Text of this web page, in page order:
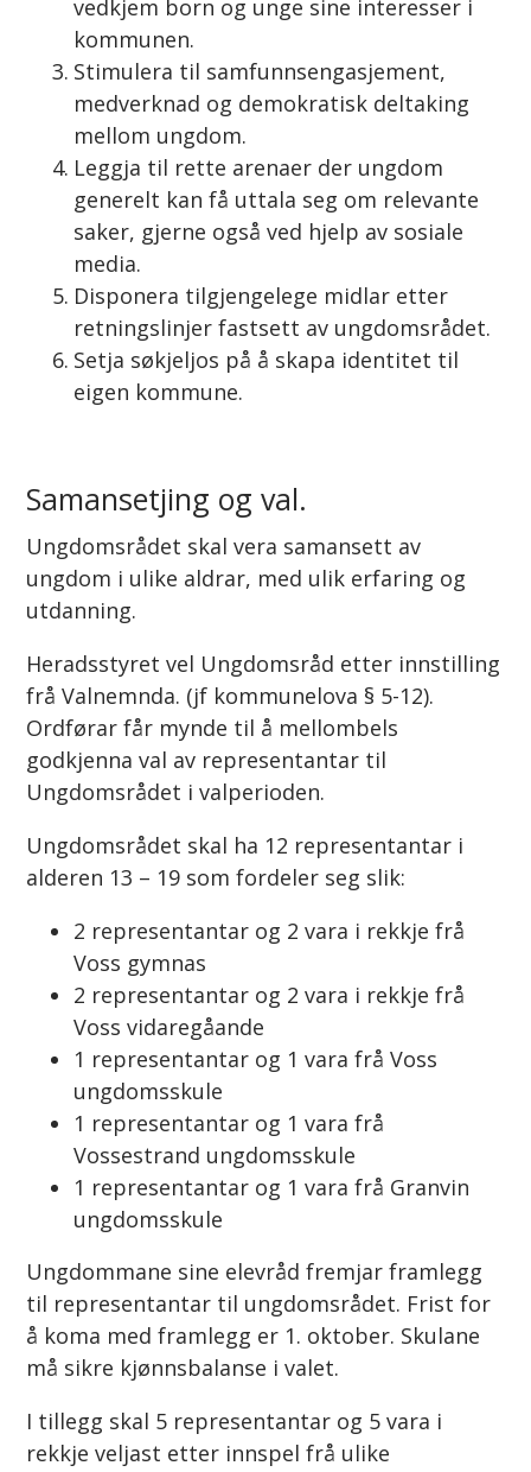
vedkjem born og unge sine interesser i
kommunen.
Stimulera til samfunnsengasjement,
medverknad og demokratisk deltaking
mellom ungdom.
Leggja til rette arenaer der ungdom
generelt kan få uttala seg om relevante
saker, gjerne også ved hjelp av sosiale
media.
Disponera tilgjengelege midlar etter
retningslinjer fastsett av ungdomsrådet.
Setja søkjeljos på å skapa identitet til
eigen kommune.
Samansetjing og val.
Ungdomsrådet skal vera samansett av
ungdom i ulike aldrar, med ulik erfaring og
utdanning.
Heradsstyret vel Ungdomsråd etter innstilling
frå Valnemnda. (jf kommunelova § 5-12).
Ordførar får mynde til å mellombels
godkjenna val av representantar til
Ungdomsrådet i valperioden.
Ungdomsrådet skal ha 12 representantar i
alderen 13 – 19 som fordeler seg slik:
2 representantar og 2 vara i rekkje frå
Voss gymnas
2 representantar og 2 vara i rekkje frå
Voss vidaregåande
1 representantar og 1 vara frå Voss
ungdomsskule
1 representantar og 1 vara frå
Vossestrand ungdomsskule
1 representantar og 1 vara frå Granvin
ungdomsskule
Ungdommane sine elevråd fremjar framlegg
til representantar til ungdomsrådet. Frist for
å koma med framlegg er 1. oktober. Skulane
må sikre kjønnsbalanse i valet.
I tillegg skal 5 representantar og 5 vara i
rekkje veljast etter innspel frå ulike